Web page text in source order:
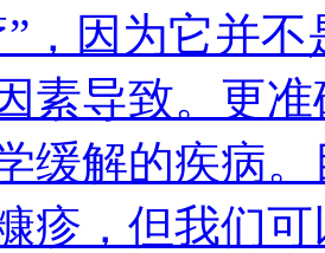
”，因为它并
素导致。更
缓解的疾病
疹，但我们